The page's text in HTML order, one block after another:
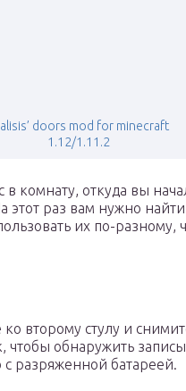
doors mod for minecraft
1.12/1.11.2
в комнату, откуда вы
этот раз вам нужно
их по-разному,
второму стулу и
чтобы обнаружить
с разряженной батареей.